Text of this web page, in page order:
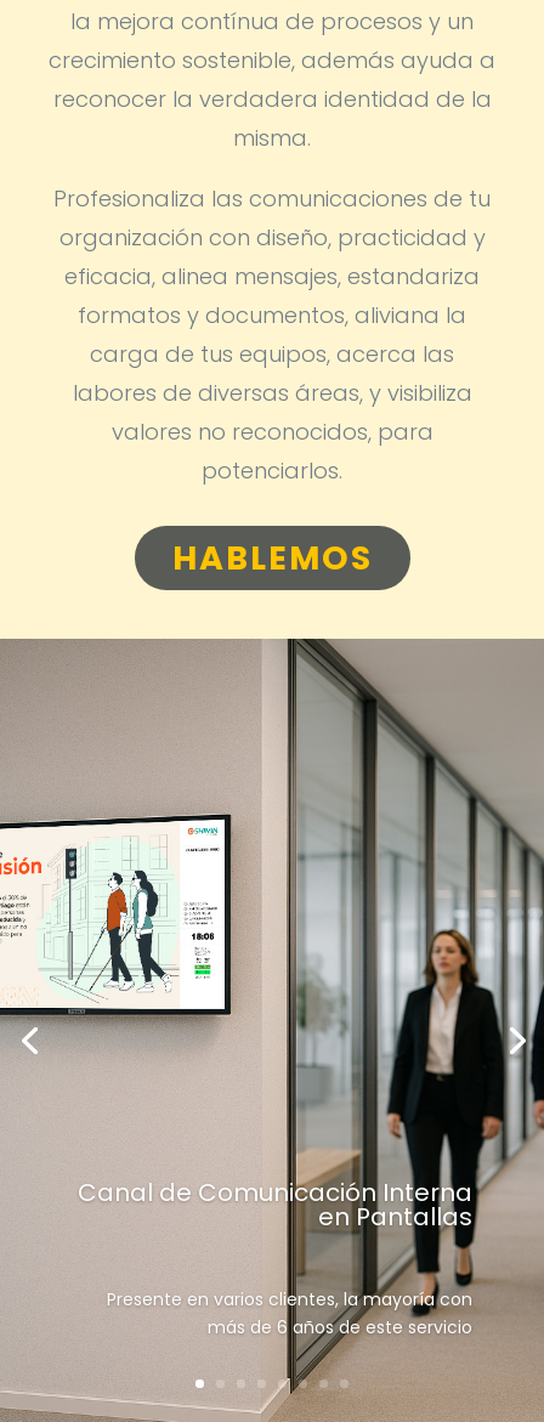
la mejora contínua de procesos y un
crecimiento sostenible, además ayuda a
reconocer la verdadera identidad de la
misma.
Profesionaliza las comunicaciones de tu
organización con diseño, practicidad y
eficacia, alinea mensajes, estandariza
formatos y documentos, aliviana la
carga de tus equipos, acerca las
labores de diversas áreas, y visibiliza
valores no reconocidos, para
potenciarlos.
HABLEMOS
Canal de Comunicación Interna
en Pantallas
Presente en varios clientes, la mayoría con
más de 6 años de este servicio